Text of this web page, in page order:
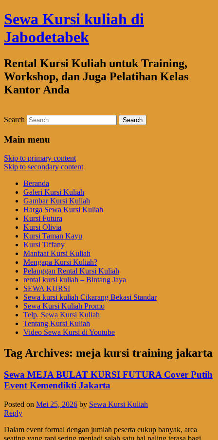
Sewa Kursi kuliah di
Jabodetabek
Rental Kursi Kuliah untuk Training,
Workshop, dan Juga Pelatihan Kelas
Kantor Anda
Search
Main menu
Skip to primary content
Skip to secondary content
Beranda
Galeri Kursi Kuliah
Gambar Kursi Kuliah
Harga Sewa Kursi Kuliah
Kursi Futura
Kursi Olivia
Kursi Taman Kayu
Kursi Tiffany
Manfaat Kursi Kuliah
Mengapa Kursi Kuliah?
Pelanggan Rental Kursi Kuliah
rental kursi kuliah – Bintang Jaya
SEWA KURSI
Sewa kursi kuliah Cikarang Bekasi Standar
Sewa Kursi Kuliah Promo
Telp. Sewa Kursi Kuliah
Tentang Kursi Kuliah
Video Sewa Kursi di Youtube
Tag Archives: meja kursi training jakarta
Sewa MEJA BULAT KURSI FUTURA Cover Putih
Event Kemendikti Jakarta
Posted on Mei 25, 2026 by Sewa Kursi Kuliah
Reply
Dalam event formal dengan jumlah peserta cukup banyak, area
seating yang rapi sering menjadi salah satu hal paling terasa bagi